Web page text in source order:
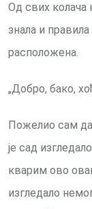
Од свих колача
знала и
расположена.
„Добро, бако,
Пожелио сам
је сад
кварим ово
изгледало